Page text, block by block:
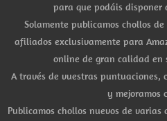
para que podáis disponer
Solamente publicamos chollos
afiliados exclusivamente para
online de gran calidad en
A través de vuestras puntuaciones,
y mejoramos
Publicamos chollos nuevos de